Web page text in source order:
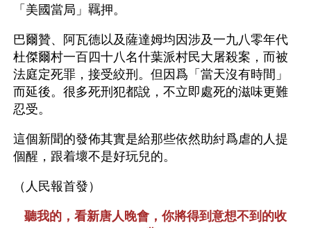
「美國當局」羈押。
巴爾贊、阿瓦德以及薩達姆均因涉及一九八零年代
杜傑爾村一百四十八名什葉派村民大屠殺案，而被
法庭定死罪，接受絞刑。但因爲「當天沒有時間」
而延後。很多死刑犯都說，不立即處死的滋味更難
忍受。
這個新聞的發佈其實是給那些依然助紂爲虐的人提
個醒，跟着壞不是好玩兒的。
（人民報首發）
聽我的，看新唐人晚會，你將得到意想不到的收